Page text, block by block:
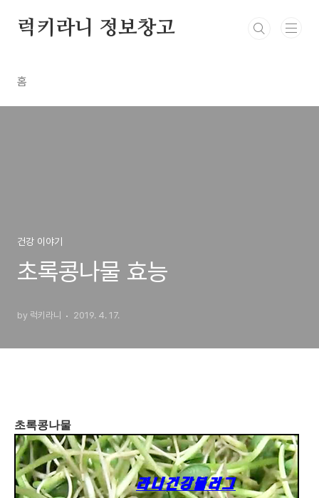
럭키라니 정보창고
홈
건강 이야기
초록콩나물 효능
by 럭키라니 2019. 4. 17.
초록콩나물